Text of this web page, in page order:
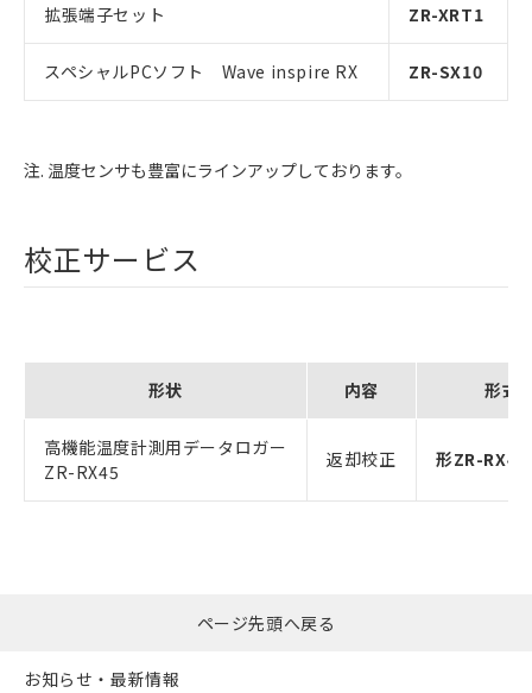
拡張端子セット ZR-XRT1
スペシャルPCソフト Wave inspire RX ZR-SX10
注. 温度センサも豊富にラインアップしております。
校正サービス
形状 内容 形式
高機能温度計測用データロガー
ZR-RX45
返却校正 形ZR-
ページ先頭へ戻る
お知らせ・最新情報